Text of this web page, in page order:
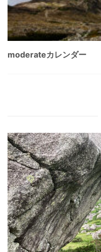
moderateカレンダー